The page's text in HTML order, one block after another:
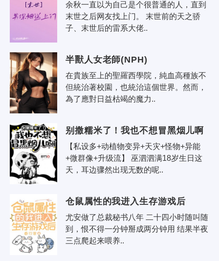
余秋一直以为自己是个很普通的人，直到
末世之后网友找上门。 末世前的天之骄
子、末世后的雷系大佬..
半獸人女老師(NPH)
在貴族至上的聖羅西學院，純血高種族不
但統治著校園，也統治這個世界。然而，
為了應對日益枯竭的魔力..
别撒糯米了！我也不想冒黑烟儿啊
【私设多+动植物变异+天灾+怪物+异能
+微群像+升级流】 巫泗泗满18岁生日这
天，耳边骤然出现无数的呢..
仓鼠属性的我进入生存游戏后
尤安做了总裁秘书八年 二十四小时随叫随
到，恨不得一分钟掰成两分钟用 结果半夜
三点爬起来喂养..